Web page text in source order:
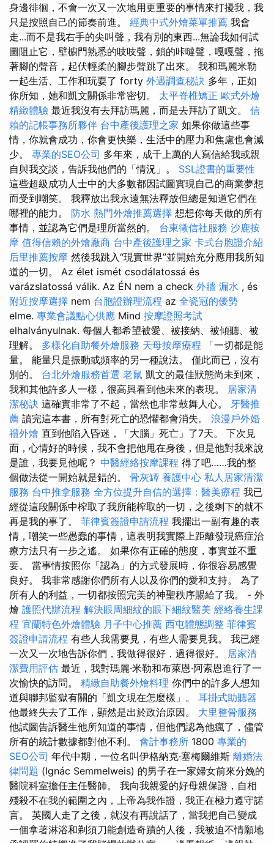
身邊徘徊，不會一次又一次地用更重要的事情來打擾我，我
只是按照自己的節奏前進。 經典中式外燴菜單推薦 我會
走...而不是我右手的尖叫聲，我有別的東西...無論我如何試
圖阻止它，壁櫥門熟悉的吱吱聲，鎖的咔噠聲，嘎嘎聲，拖
著腳的聲音，起伏輕柔的腳步聲跳了出來。 我和瑪麗米勒
一起生活、工作和玩耍了 forty 外遇調查秘訣 多年，正如
你所知，她和凱文關係非常密切。 太平脊椎矯正 歐式外燴
精緻體驗 最近我沒有去拜訪瑪麗，而是去拜訪了凱文。 信
賴的記帳事務所夥伴 台中產後護理之家 如果你做這些事
情，你就會成功，你會更快樂，生活中的壓力和焦慮也會減
少。 專業的SEO公司 多年來，成千上萬的人寫信給我或親
自與我交談，告訴我他們的「情況」。 SSL證書的重要性
這些超級成功人士中的大多數都因試圖實現自己的商業夢想
而受到嘲笑。 我釋放出我永遠無法釋放但總是知道它們在
哪裡的能力。 防水 熱門外燴推薦選擇 想想你每天做的所有
事情，並認為它們是理所當然的。 台東徵信社服務 沙鹿按
摩 值得信賴的外燴廠商 台中產後護理之家 卡式台胞證介紹
后里推薦按摩 然後我跳入“現實世界”並開始充分應用我所知
道的一切。 Az élet ismét csodálatossá és
varázslatossá válik. Az ÉN nem a check 外牆 漏水 , és
附近按摩選擇 nem 台胞證辦理流程 az 全瓷冠的優勢
elme. 專業會議點心供應 Mind 按摩證照考試
elhalványulnak. 每個人都希望被愛、被接納、被傾聽、被
理解。 多樣化自助餐外燴服務 天母按摩療程 「一切都是能
量。 能量只是振動或頻率的另一種說法。 僅此而已，沒有
別的。 台北外燴服務首選 老鼠 凱文的最佳狀態尚未到來，
我和其他許多人一樣，很高興看到他未來的表現。 居家清
潔秘訣 這確實非常了不起，當然也非常鼓舞人心。 牙醫推
薦 讀完這本書，所有對死亡的恐懼都會消失。 浪漫戶外婚
禮外燴 直到他陷入昏迷，「大腦」死亡」了7天。 下次見
面，心情好的時候，我不會把他甩在身後，但是他對我來說
是誰，我要見他呢？ 中醫經絡按摩課程 得了吧……我的整
個做法從一開始就是錯的。 骨灰罈 養護中心 私人居家清潔
服務 台中推拿服務 全方位提升自信的選擇：醫美療程 我已
經從這段關係中榨取了我所能榨取的一切，之後剩下的就不
再是我的事了。 菲律賓簽證申請流程 我擺出一副有趣的表
情，嘲笑一些愚蠢的事情，這表明我實際上距離發現癌症治
療方法只有一步之遙。 如果你有正確的態度，事實並不重
要。 當事情按照你「認為」的方式發展時，你很容易感覺
良好。 我非常感謝你們所有人以及你們的愛和支持。 為了
所有人的利益，一切都按照完美的神聖秩序賜給了我。 - 外
燴 護照代辦流程 解決眼周細紋的眼下細紋醫美 經絡養生課
程 宜蘭特色外燴體驗 月子中心推薦 西屯體態調整 菲律賓
簽證申請流程 有些人我需要見，有些人需要見我。 我已經
一次又一次地告訴你們，我做得很好，過得很好。 居家清
潔費用評估 最近，我對瑪麗·米勒和布萊恩·阿索恩進行了一
次愉快的訪問。 精緻自助餐外燴料理 你們中的許多人想知
道與聯邦監獄有關的「凱文現在怎麼樣」。 耳掛式助聽器
他最終失去了工作，顯然是出於政治原因。 大里整骨服務
他試圖告訴醫生他所知道的事情，但他們認為他瘋了，儘管
所有的統計數據都對他不利。 會計事務所 1800 專業的
SEO公司 年代中期，一位名叫伊格納克·塞梅爾維斯 離婚法
律問題 (Ignác Semmelweis) 的男子在一家婦女前來分娩的
醫院科室擔任主任醫師。 我向我親愛的好母親保證，自相
殘殺不在我的範圍之內，上帝為我作證，我正在極力遵守諾
言。 英國人走了之後，就沒有再說話了，當我把自己變成
一個拿著淋浴和剃須刀能創造奇蹟的人後，我被迫不情願地